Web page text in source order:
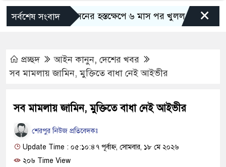
সর্বশেষ সংবাদ
শেরপুরে প্রশাসনের হস্তক্ষেপে ৬ মাস পর খুলল ভাটরা প্রাথমিক
×
প্রচ্ছদ আইন কানুন, দেশের খবর
সব মামলায় জামিন, মুক্তিতে বাধা নেই আইভীর
সব মামলায় জামিন, মুক্তিতে বাধা নেই আইভীর
শেরপুর নিউজ প্রতিবেদকঃ
Update Time : ০৫:১০:৪৭ পূর্বাহ্ন, সোমবার, ১৮ মে ২০২৬
২০৬ Time View